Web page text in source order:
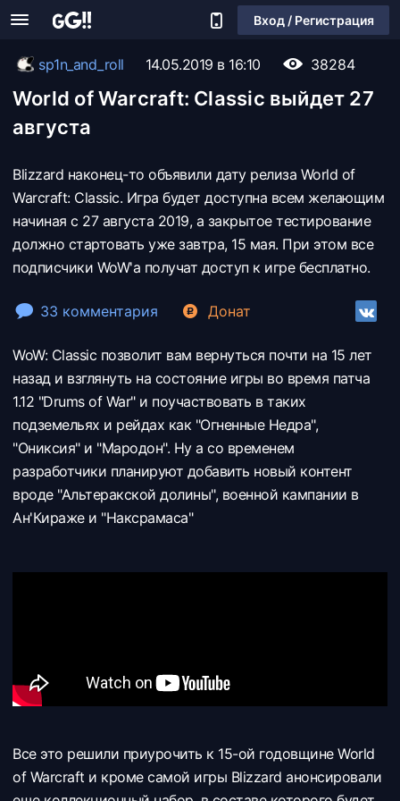
Вход / Регистрация
sp1n_and_roll 14.05.2019 в 16:10 38284
World of Warcraft: Classic выйдет 27
августа
Blizzard наконец-то объявили дату релиза World of
Warcraft: Classic. Игра будет доступна всем желающим
начиная с 27 августа 2019, а закрытое тестирование
должно стартовать уже завтра, 15 мая. При этом все
подписчики WoW'a получат доступ к игре бесплатно.
33 комментария Донат
WoW: Classic позволит вам вернуться почти на 15 лет
назад и взглянуть на состояние игры во время патча
1.12 "Drums of War" и поучаствовать в таких
подземельях и рейдах как "Огненные Недра",
"Ониксия" и "Мародон". Ну а со временем
разработчики планируют добавить новый контент
вроде "Альтеракской долины", военной кампании в
Ан'Кираже и "Наксрамаса"
Все это решили приурочить к 15-ой годовщине World
of Warcraft и кроме самой игры Blizzard анонсировали